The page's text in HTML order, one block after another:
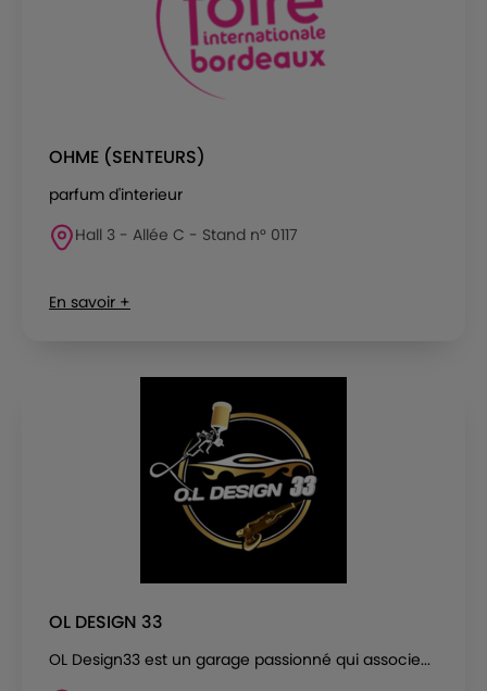
OHME (SENTEURS)
parfum d'interieur
Hall 3 - Allée C - Stand n° 0117
En savoir +
OL DESIGN 33
OL Design33 est un garage passionné qui associe...